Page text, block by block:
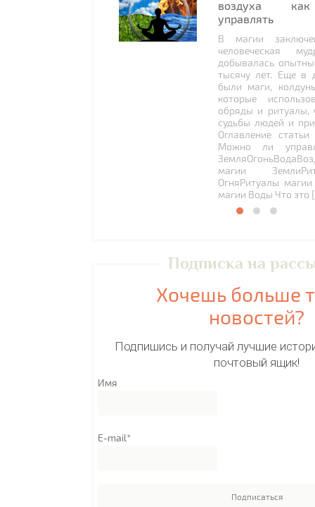
воздуха
управлять
В магии
человеческая
добывалась
тысячу лет. Еще в
были маги,
которые
обряды и ритуалы,
судьбы людей и
Оглавление
Можно ли
магии
ОгняРитуалы
магии Воды Что это
Подписка на
Хочешь больше
новостей?
Подпишись и получай лучшие
почтовый ящик!
Имя
E-mail*